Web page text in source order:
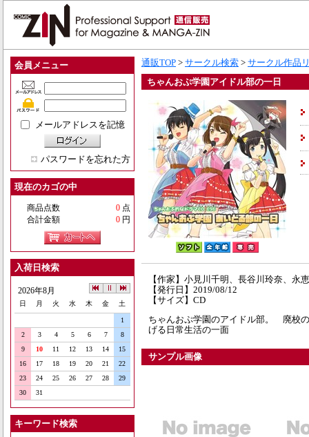
会員メニュー
メールアドレスを記憶
パスワードを忘れた方
現在のカゴの中
商品点数 0 点
合計金額
0 円
入荷日検索
2026年8月
日 月 火 水 木 金 土
1
2
3 4 5 6 7
8
9
10 11 12 13 14
15
16
17 18 19 20 21
22
23
24 25 26 27 28
29
30
31
キーワード検索
通販TOP > サークル検索 > サークル作品
ちゃんおぷ学園アイドル部の一日
【作家】小見川千明、長谷川玲奈、永
【発行日】2019/08/12
【サイズ】CD
ちゃんおぷ学園のアイドル部。 廃校
げる日常生活の一面
サンプル画像